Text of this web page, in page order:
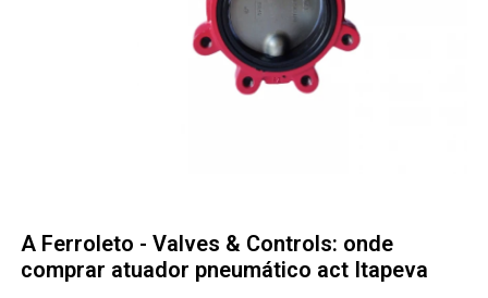
A Ferroleto - Valves & Controls: onde
comprar atuador pneumático act Itapeva